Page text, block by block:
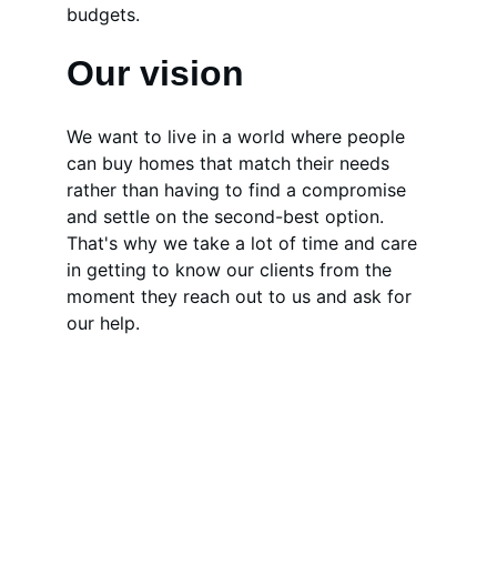
budgets.
Our vision
We want to live in a world where people
can buy homes that match their needs
rather than having to find a compromise
and settle on the second-best option.
That's why we take a lot of time and care
in getting to know our clients from the
moment they reach out to us and ask for
our help.